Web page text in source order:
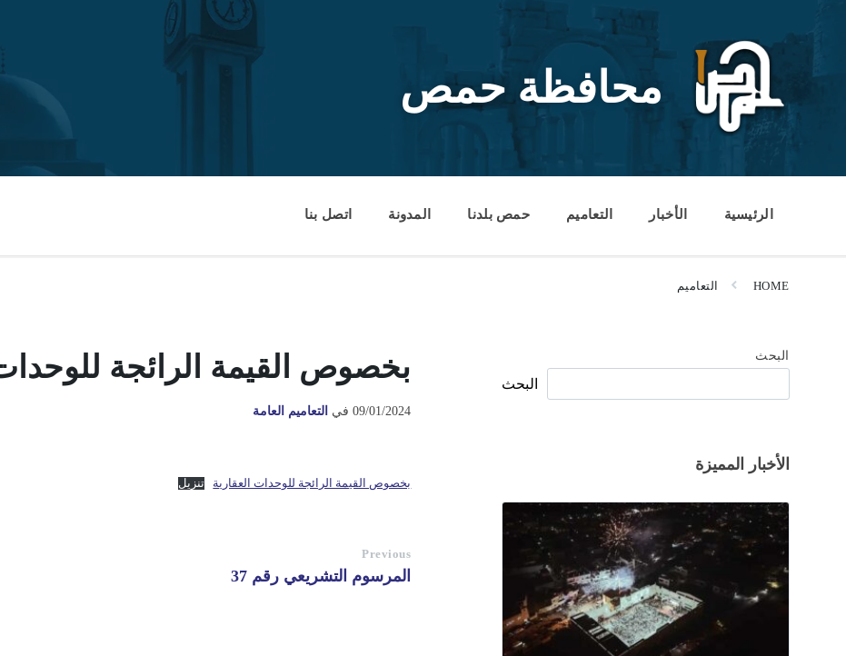
content
محافظة حمص
الرئيسية الأخبار التعاميم حمص بلدنا المدونة اتصل بنا
HOME التعاميم
بخصوص القيمة الرائجة
09/01/2024 في التعاميم العامة
بخصوص القيمة الرائجة للوحدات العقارية تنزيل
Previous
المرسوم التشريعي رقم 37
البحث
البحث
الأخبار المميزة